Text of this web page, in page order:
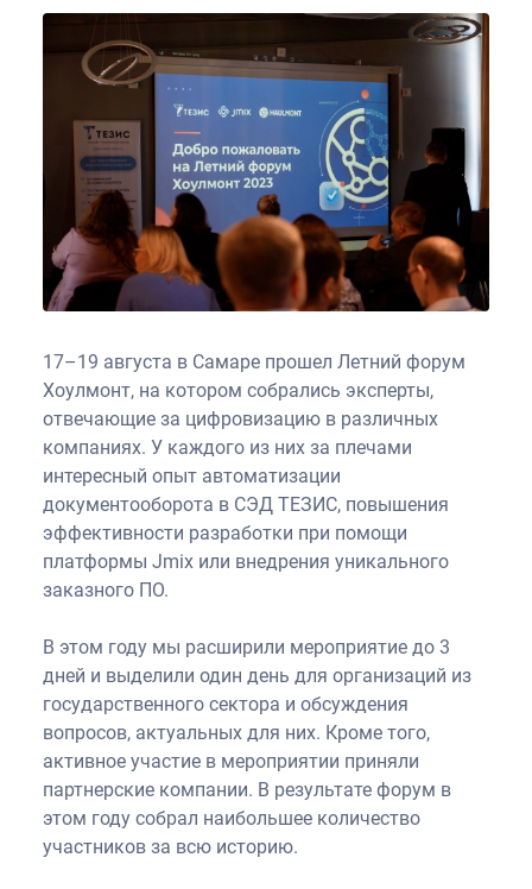
17–19 августа в Самаре прошел Летний форум
Хоулмонт, на котором собрались эксперты,
отвечающие за цифровизацию в различных
компаниях. У каждого из них за плечами
интересный опыт автоматизации
документооборота в СЭД ТЕЗИС, повышения
эффективности разработки при помощи
платформы Jmix или внедрения уникального
заказного ПО.
В этом году мы расширили мероприятие до 3
дней и выделили один день для организаций из
государственного сектора и обсуждения
вопросов, актуальных для них. Кроме того,
активное участие в мероприятии приняли
партнерские компании. В результате форум в
этом году собрал наибольшее количество
участников за всю историю.